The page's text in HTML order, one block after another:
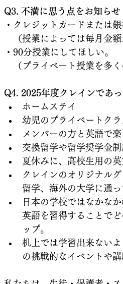
Q3. 不満に思う点をお知らせ
・クレジットカードまたは
（授業によっては毎月金額
・90分授業にしてほしい。
（プライベート授業を多く
Q4. 2025年度クレインであ
ホームステイ
幼児のプライベートク
メンバーの方と英語で
交換留学や留学奨学金
夏休みに、高校生用の
クレインのオリジナル
留学、海外の大学に通
日本の学校ではなかな
英語を習得することで
ップ。
机上では学習出来ない
の挑戦的なイベントや講